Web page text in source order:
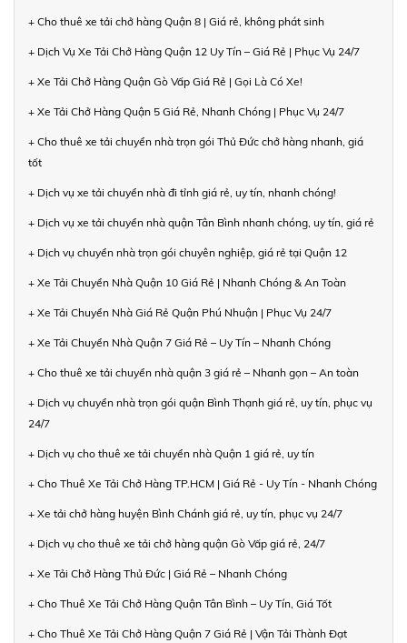
+ Cho thuê xe tải chở hàng Quận 8 | Giá rẻ, không phát sinh
+ Dịch Vụ Xe Tải Chở Hàng Quận 12 Uy Tín – Giá Rẻ | Phục Vụ 24/7
+ Xe Tải Chở Hàng Quận Gò Vấp Giá Rẻ | Gọi Là Có Xe!
+ Xe Tải Chở Hàng Quận 5 Giá Rẻ, Nhanh Chóng | Phục Vụ 24/7
+ Cho thuê xe tải chuyển nhà trọn gói Thủ Đức chở hàng nhanh, giá
tốt
+ Dịch vụ xe tải chuyển nhà đi tỉnh giá rẻ, uy tín, nhanh chóng!
+ Dịch vụ xe tải chuyển nhà quận Tân Bình nhanh chóng, uy tín, giá rẻ
+ Dịch vụ chuyển nhà trọn gói chuyên nghiệp, giá rẻ tại Quận 12
+ Xe Tải Chuyển Nhà Quận 10 Giá Rẻ | Nhanh Chóng & An Toàn
+ Xe Tải Chuyển Nhà Giá Rẻ Quận Phú Nhuận | Phục Vụ 24/7
+ Xe Tải Chuyển Nhà Quận 7 Giá Rẻ – Uy Tín – Nhanh Chóng
+ Cho thuê xe tải chuyển nhà quận 3 giá rẻ – Nhanh gọn – An toàn
+ Dịch vụ chuyển nhà trọn gói quận Bình Thạnh giá rẻ, uy tín, phục vụ
24/7
+ Dịch vụ cho thuê xe tải chuyển nhà Quận 1 giá rẻ, uy tín
+ Cho Thuê Xe Tải Chở Hàng TP.HCM | Giá Rẻ - Uy Tín - Nhanh Chóng
+ Xe tải chở hàng huyện Bình Chánh giá rẻ, uy tín, phục vụ 24/7
+ Dịch vụ cho thuê xe tải chở hàng quận Gò Vấp giá rẻ, 24/7
+ Xe Tải Chở Hàng Thủ Đức | Giá Rẻ – Nhanh Chóng
+ Cho Thuê Xe Tải Chở Hàng Quận Tân Bình – Uy Tín, Giá Tốt
+ Cho Thuê Xe Tải Chở Hàng Quận 7 Giá Rẻ | Vận Tải Thành Đạt